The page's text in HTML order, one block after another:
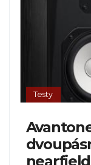
Testy